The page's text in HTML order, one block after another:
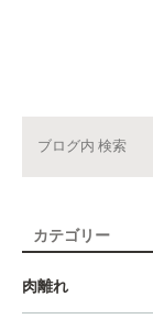
カテゴリー
肉離れ